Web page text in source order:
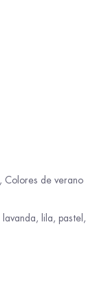
, Colores de verano
lavanda, lila, pastel ,